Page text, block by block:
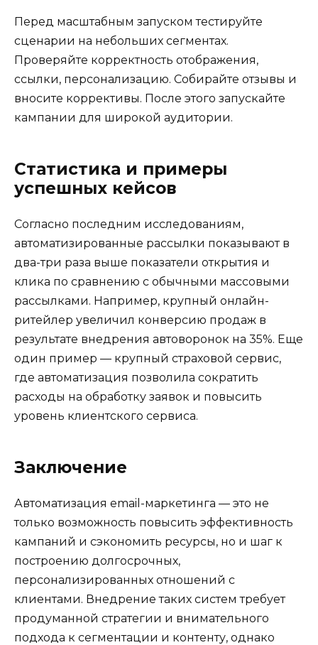
Перед масштабным запуском тестируйте
сценарии на небольших сегментах.
Проверяйте корректность отображения,
ссылки, персонализацию. Собирайте отзывы и
вносите коррективы. После этого запускайте
кампании для широкой аудитории.
Статистика и примеры
успешных кейсов
Согласно последним исследованиям,
автоматизированные рассылки показывают в
два-три раза выше показатели открытия и
клика по сравнению с обычными массовыми
рассылками. Например, крупный онлайн-
ритейлер увеличил конверсию продаж в
результате внедрения автоворонок на 35%. Еще
один пример — крупный страховой сервис,
где автоматизация позволила сократить
расходы на обработку заявок и повысить
уровень клиентского сервиса.
Заключение
Автоматизация email-маркетинга — это не
только возможность повысить эффективность
кампаний и сэкономить ресурсы, но и шаг к
построению долгосрочных,
персонализированных отношений с
клиентами. Внедрение таких систем требует
продуманной стратегии и внимательного
подхода к сегментации и контенту, однако